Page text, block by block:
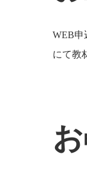
WEB申
にて教
お